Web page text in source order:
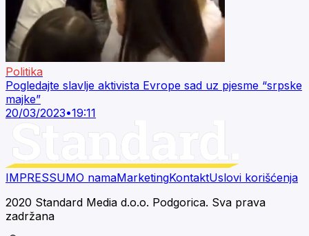
Politika
Pogledajte slavlje aktivista Evrope sad uz pjesme “srpske
majke”
20/03/2023•19:11
IMPRESSUMO namaMarketingKontaktUslovi korišćenja
2020 Standard Media d.o.o. Podgorica. Sva prava
zadržana